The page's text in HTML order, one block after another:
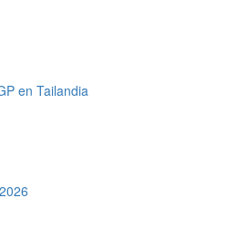
en Tailandia